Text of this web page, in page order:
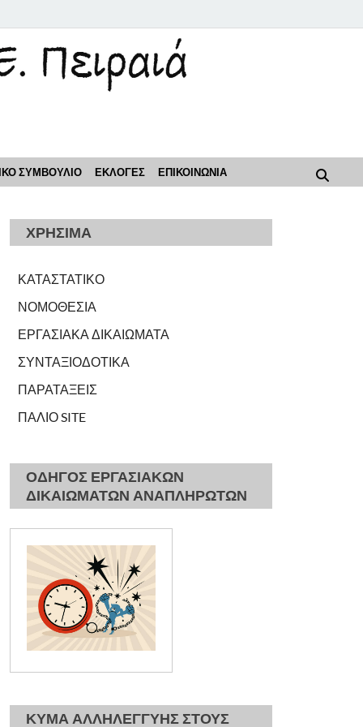
ΣΥΜΒΟΥΛΙΟ ΕΚΛΟΓΕΣ ΕΠΙΚΟΙΝΩΝΙΑ
ΧΡΗΣΙΜΑ
ΚΑΤΑΣΤΑΤΙΚΟ
ΝΟΜΟΘΕΣΙΑ
ΕΡΓΑΣΙΑΚΑ ΔΙΚΑΙΩΜΑΤΑ
ΣΥΝΤΑΞΙΟΔΟΤΙΚΑ
ΠΑΡΑΤΑΞΕΙΣ
ΠΑΛΙΟ SITE
ΟΔΗΓΟΣ ΕΡΓΑΣΙΑΚΩΝ
ΔΙΚΑΙΩΜΑΤΩΝ ΑΝΑΠΛΗΡΩΤΩΝ
ΚΥΜΑ ΑΛΛΗΛΕΓΓΥΗΣ ΣΤΟΥΣ